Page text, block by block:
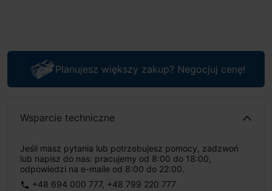
Planujesz większy zakup? Negocjuj cenę!
Wsparcie techniczne
Jeśli masz pytania lub potrzebujesz pomocy, zadzwoń
lub napisz do nas: pracujemy od 8:00 do 18:00,
odpowiedzi na e-maile od 8:00 do 22:00.
phone +48 694 000 777, +48 799 220 777